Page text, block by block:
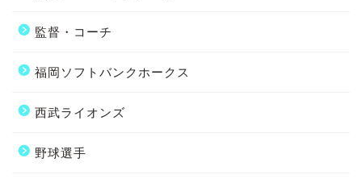
監督・コーチ
福岡ソフトバンクホークス
西武ライオンズ
野球選手